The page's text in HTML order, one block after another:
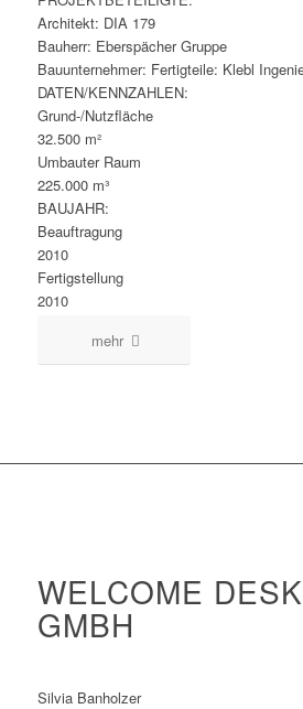
Architekt: DIA 179
Bauherr: Eberspächer Gruppe
Bauunternehmer: Fertigteile: Klebl
DATEN/KENNZAHLEN:
Grund-/Nutzfläche
32.500 m²
Umbauter Raum
225.000 m³
BAUJAHR:
Beauftragung
2010
Fertigstellung
2010
mehr
WELCOME
GMBH
Silvia Banholzer